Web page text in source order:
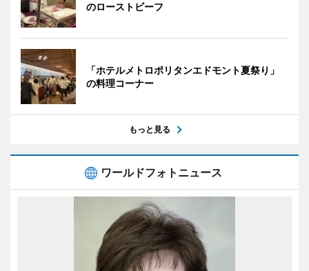
のローストビーフ
「ホテルメトロポリタンエドモント夏祭り」
の料理コーナー
もっと見る
ワールドフォトニュース